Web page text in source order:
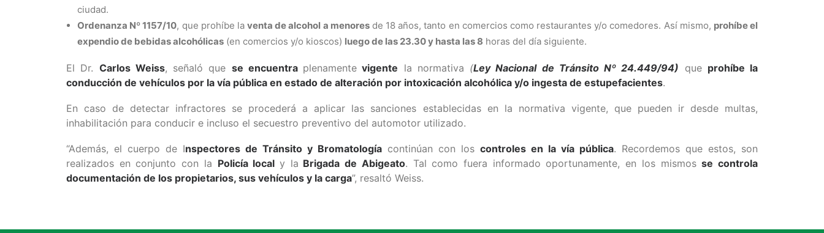
ciudad.
Ordenanza Nº 1157/10, que prohíbe laventa de alcohol a menoresde 18 años, tanto en comercios como restaurantes y/o comedores. Así mismo, prohíbe el
expendio de bebidas alcohólicas (en comercios y/o kioscos) luego de las 23.30 y hasta las 8 horas del día siguiente.
El Dr. Carlos Weiss, señaló que se encuentra plenamente vigente la normativa (Ley Nacional de Tránsito Nº 24.449/94) que prohíbe la
conducción de vehículos por la vía pública en estado de alteración por intoxicación alcohólica y/o ingesta de estupefacientes.
En caso de detectar infractores se procederá a aplicar las sanciones establecidas en la normativa vigente, que pueden ir desde multas,
inhabilitación para conducir e incluso el secuestro preventivo del automotor utilizado.
“Además, el cuerpo de Inspectores de Tránsito y Bromatología continúan con los controles en la vía pública. Recordemos que estos, son
realizados en conjunto con la Policía localy la Brigada de Abigeato. Tal como fuera informado oportunamente, en los mismosse controla
documentación de los propietarios, sus vehículos y la carga”, resaltó Weiss.